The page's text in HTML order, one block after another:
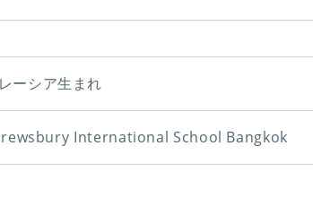
ーシア生まれ
International School Bangkok